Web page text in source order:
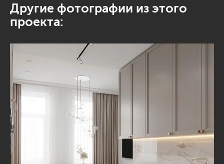
Другие фотографии из этого
проекта: